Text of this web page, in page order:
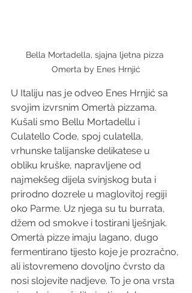
Bella Mortadella, sjajna ljetna pizza
Omerta by Enes Hrnjić
U Italiju nas je odveo Enes Hrnjić sa
svojim izvrsnim Omertà pizzama.
Kušali smo Bellu Mortadellu i
Culatello Code, spoj culatella,
vrhunske talijanske delikatese u
obliku kruške, napravljene od
najmekšeg dijela svinjskog buta i
prirodno dozrele u maglovitoj regiji
oko Parme. Uz njega su tu burrata,
džem od smokve i tostirani lješnjak.
Omertà pizze imaju lagano, dugo
fermentirano tijesto koje je prozračno,
ali istovremeno dovoljno čvrsto da
nosi slojevite nadjeve. To je ona vrsta